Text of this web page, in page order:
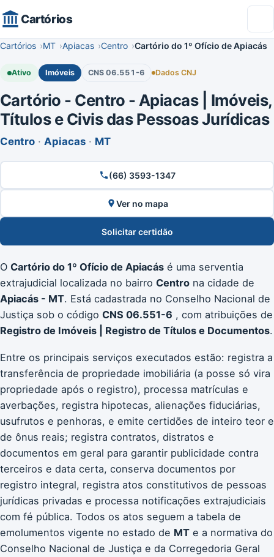
Cartórios
Cartórios MT Apiacas Centro Cartório do 1º Ofício de Apiacás
Ativo Imóveis CNS 06.551-6 Dados CNJ
Cartório - Centro - Apiacas | Imóveis,
Títulos e Civis das Pessoas Jurídicas
Centro · Apiacas · MT
(66) 3593-1347
Ver no mapa
Solicitar certidão
O Cartório do 1º Ofício de Apiacás é uma serventia
extrajudicial localizada no bairro Centro na cidade de
Apiacás - MT. Está cadastrada no Conselho Nacional de
Justiça sob o código CNS 06.551-6 , com atribuições de
Registro de Imóveis | Registro de Títulos e Documentos.
Entre os principais serviços executados estão: registra a
transferência de propriedade imobiliária (a posse só vira
propriedade após o registro), processa matrículas e
averbações, registra hipotecas, alienações fiduciárias,
usufrutos e penhoras, e emite certidões de inteiro teor e
de ônus reais; registra contratos, distratos e
documentos em geral para garantir publicidade contra
terceiros e data certa, conserva documentos por
registro integral, registra atos constitutivos de pessoas
jurídicas privadas e processa notificações extrajudiciais
com fé pública. Todos os atos seguem a tabela de
emolumentos vigente no estado de MT e a normativa do
Conselho Nacional de Justiça e da Corregedoria Geral